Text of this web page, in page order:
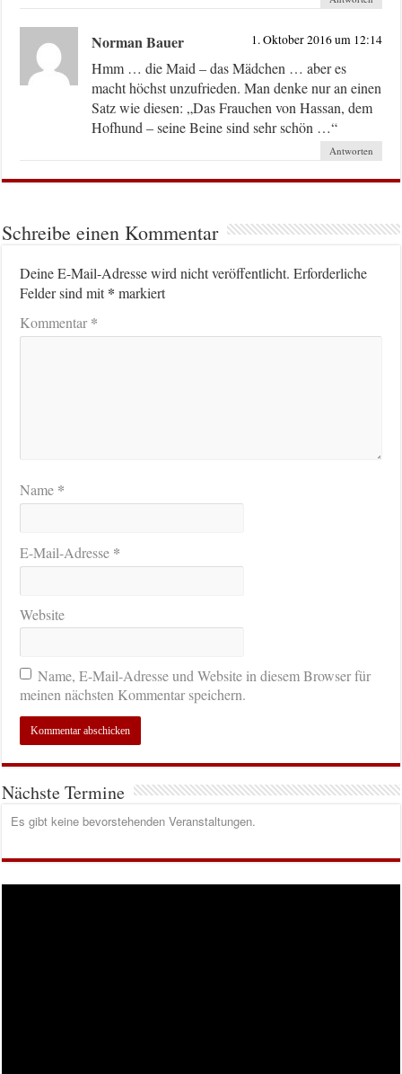
Norman Bauer 1. Oktober 2016 um 12:14
Hmm … die Maid – das Mädchen … aber es
macht höchst unzufrieden. Man denke nur an einen
Satz wie diesen: „Das Frauchen von Hassan, dem
Hofhund – seine Beine sind sehr schön …“
Antworten
Schreibe einen Kommentar
Deine E-Mail-Adresse wird nicht veröffentlicht. Erforderliche
Felder sind mit* markiert
Kommentar*
Name *
E-Mail-Adresse *
Website
Name, E-Mail-Adresse und Website in diesem Browser für
meinen nächsten Kommentar speichern.
Nächste Termine
Es gibt keine bevorstehenden Veranstaltungen.